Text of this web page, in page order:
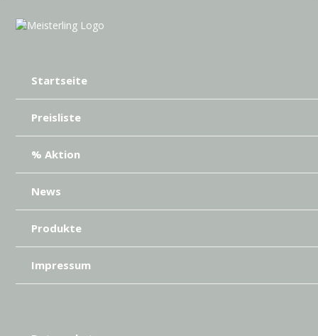
Startseite
Preisliste
% Aktion
News
Produkte
Impressum